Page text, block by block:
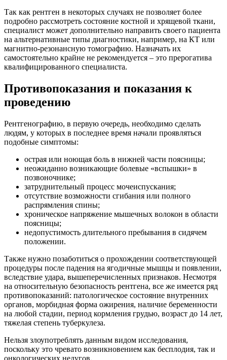
Так как рентген в некоторых случаях не позволяет более
подробно рассмотреть состояние костной и хрящевой ткани,
специалист может дополнительно направить своего пациента
на альтернативные типы диагностики, например, на КТ или
магнитно-резонансную томографию. Назначать их
самостоятельно крайне не рекомендуется – это прерогатива
квалифицированного специалиста.
Противопоказания и показания к
проведению
Рентгенографию, в первую очередь, необходимо сделать
людям, у которых в последнее время начали проявляться
подобные симптомы:
острая или ноющая боль в нижней части поясницы;
неожиданно возникающие болевые «вспышки» в
позвоночнике;
затруднительный процесс мочеиспускания;
отсутствие возможности сгибания или полного
распрямления спины;
хроническое напряжение мышечных волокон в области
поясницы;
недопустимость длительного пребывания в сидячем
положении.
Также нужно позаботиться о прохождении соответствующей
процедуры после падения на ягодичные мышцы и появлении,
вследствие удара, вышеперечисленных признаков. Несмотря
на относительную безопасность рентгена, все же имеется ряд
противопоказаний: патологическое состояние внутренних
органов, морбидная форма ожирения, наличие беременности
на любой стадии, период кормления грудью, возраст до 14 лет,
тяжелая степень туберкулеза.
Нельзя злоупотреблять данным видом исследования,
поскольку это чревато возникновением как бесплодия, так и